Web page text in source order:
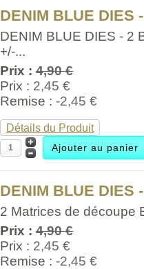
DENIM BLUE DIES
DENIM BLUE DIES - 2
+/-...
Prix :4,90 €
Prix : 2,45 €
Remise :-2,45 €
Détails du Produit
DENIM BLUE DIES
2 Matrices de découpe
Prix :4,90 €
Prix : 2,45 €
Remise :-2,45 €